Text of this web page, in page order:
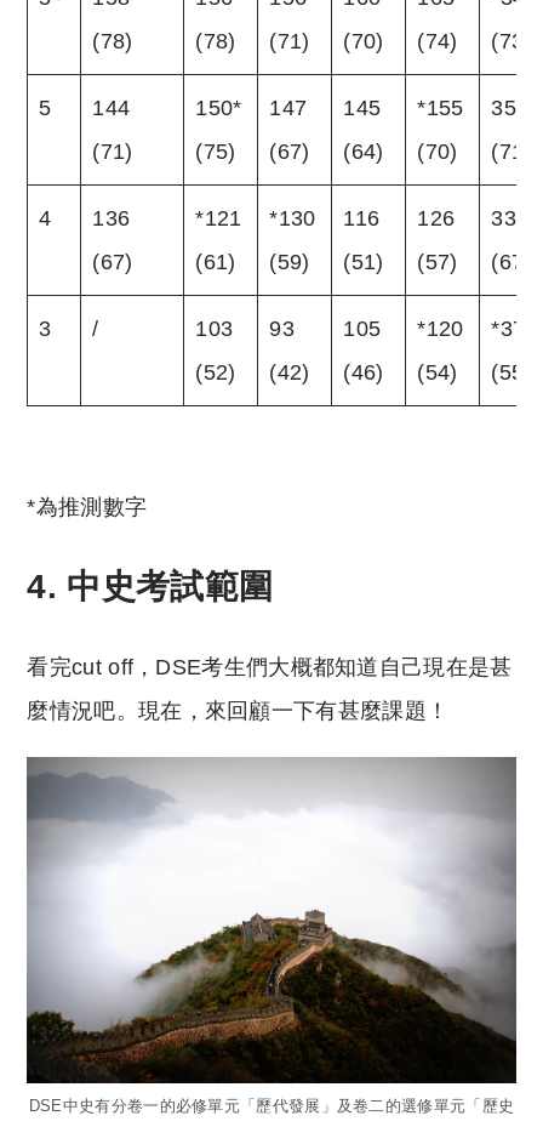
(78)
(78)
(71)
(70)
(74)
(73)
5
144
(71)
150*
(75)
147
(67)
145
(64)
*155
(70)
355
(71)
4
136
(67)
*121
(61)
*130
(59)
116
(51)
126
(57)
336
(67)
3 /
103
(52)
93
(42)
105
(46)
*120
(54)
*374
(55)
*為推測數字
4. 中史考試範圍
看完cut off，DSE考生們大概都知道自己現在是甚
麼情況吧。現在，來回顧一下有甚麼課題！
DSE中史有分卷一的必修單元「歷代發展」及卷二的選修單元「歷史